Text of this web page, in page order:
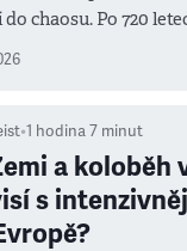
chaosu. Po 720
•1 hodina 7 minut
a koloběh
s